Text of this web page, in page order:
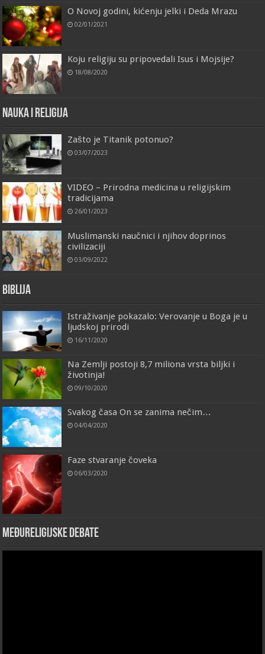
O Novoj godini, kićenju jelki i Deda Mrazu
02/01/2021
Koju religiju su pripovedali Isus i Mojsije?
18/08/2020
Nauka i religija
Zašto je Titanik potonuo?
03/07/2023
VIDEO – Prirodna medicina u religijskim
tradicijama
26/01/2023
Muslimanski naučnici i njihov doprinos
civilizaciji
03/09/2022
Biblija
Istraživanje pokazalo: Verovanje u Boga je u
ljudskoj prirodi
16/11/2020
Na Zemlji postoji 8,7 miliona vrsta biljki i
životinja!
09/10/2020
Svakog časa On se zanima nečim…
04/04/2020
Faze stvaranje čoveka
06/03/2020
Međureligijske debate